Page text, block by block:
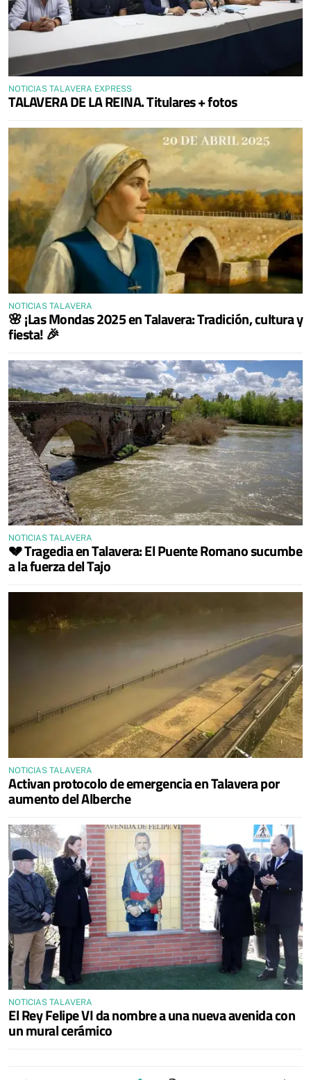
NOTICIAS TALAVERA EXPRESS
TALAVERA DE LA REINA. Titulares + fotos
NOTICIAS TALAVERA
🌸 ¡Las Mondas 2025 en Talavera: Tradición, cultura y
fiesta! 🎉
NOTICIAS TALAVERA
💔 Tragedia en Talavera: El Puente Romano sucumbe
a la fuerza del Tajo
NOTICIAS TALAVERA
Activan protocolo de emergencia en Talavera por
aumento del Alberche
NOTICIAS TALAVERA
El Rey Felipe VI da nombre a una nueva avenida con
un mural cerámico